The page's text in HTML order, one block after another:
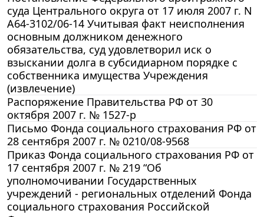
суда Центрального округа от 17 июля 2007 г. N
А64-3102/06-14 Учитывая факт неисполнения
основным должником денежного
обязательства, суд удовлетворил иск о
взыскании долга в субсидиарном порядке с
собственника имущества Учреждения
(извлечение)
Распоряжение Правительства РФ от 30
октября 2007 г. № 1527-р
Письмо Фонда социального страхования РФ от
28 сентября 2007 г. № 0210/08-9568
Приказ Фонда социального страхования РФ от
17 сентября 2007 г. № 219 “Об
уполномочивании Государственных
учреждений - региональных отделений Фонда
социального страхования Российской